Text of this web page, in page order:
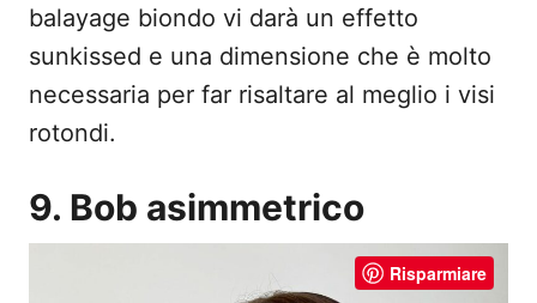
balayage biondo vi darà un effetto
sunkissed e una dimensione che è molto
necessaria per far risaltare al meglio i visi
rotondi.
9. Bob asimmetrico
Risparmiare